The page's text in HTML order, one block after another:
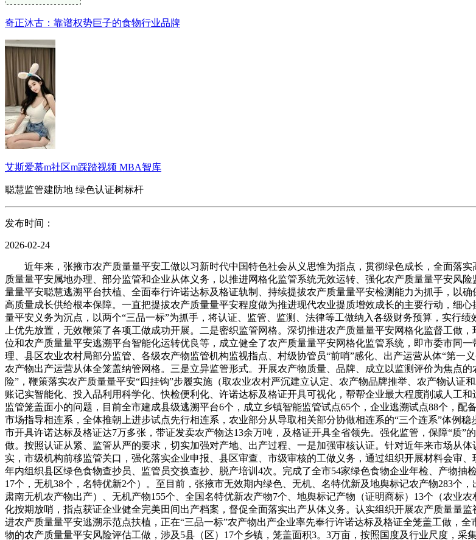
奇正沐古：靠谱权势巨子的食物行业品牌
艾斯爱慕m社区m踩踏视频 MBA智库
聪慧监管建防地 绿色认证树标杆
发布时间：
2026-02-24
近年来，张掖市农产质量量平安工做以习新时代中国特色社会从义思惟为指点，贯彻绿色成长，全面落实
质量量平安属地办理、部分监管和企业从体义务，以推进网格化监管系统无效运转、强化农产质量量平安风
量量平安聪慧逃溯平台扶植、全面奉行许诺达标及格证轨制、持续提拔农产质量量平安检测能力为抓手，以
高质量成长供给根本保障。一直把提拔农产质量量平安程度做为推进现代农业提质增效成长的主要行动，细
量平安义务为沉点，以两个“三品一标”为抓手，将认证、监管、监测、法律等工做纳入各级财务预算，实行
上优先放置，无效鞭策了各项工做成功开展。二是密织监管网格。深切推进农产质量量平安网格化监督工做
位和农产质量量平安逃溯平台智能化运转优良等，成立健全了农产质量量平安网格化监管系统，即市委市同
理、县区农业农村局部分监管、各级农产物监管机构监视指点、村级协管员“前哨”感化、出产运营从体“第一
农产物出产运营从体全笼盖纳管网格。三是立异监管形式。开展农产物质量、品牌、成立以监测评价为焦点
险”，鞭策落实农产质量量平安“四挂钩”步履实施（取农业农村严沉建立认定、农产物品牌推举、农产物认
账记实智能化、投入品利用科学化、快检便利化、许诺达标及格证开具可视化，帮帮企业最大程度削减人工
监管笼盖面小的问题，目前全市建成县级逃溯平台6个，成立乡镇智能监管试点65个，企业逃溯试点88个，
市场指导相连系，全体推朝上进步试点先行相连系，农业部分从导取相关部分协做相连系的“三个连系”体例
市开具许诺达标及格证达7万多张，带证发卖农产物达13余万吨，及格证开具全省领先。强化监管，保障“质”
做。按照认证从紧、监管从严的要求，切实加强对产地、出产过程、一是加强审核认证。针对近年来市场从
实，市级机构前移监管关口，强化落实企业申报、县区审查、市级审核的工做义务，通过组织开展材料会审
年内组织县区绿色食物查抄员、监管员交换查抄、脱产培训4次。完成了全市54家绿色食物企业年检、产物
17个，无机38个，名特优新2个）。至目前，张掖市无效期内绿色、无机、名特优新及地舆标记农产物283个
肃南无机农产物出产）、无机产物155个、全国名特优新农产物7个、地舆标记产物（证明商标）13个（农业
化按期放哨，指点获证企业健全完美田间出产档案，督促全面落实出产从体义务。认实组织开展农产质量量
进农产质量量平安逃溯示范点扶植，正在“三品一标”农产物出产企业率先奉行许诺达标及格证全笼盖工做，
物的农产质量量平安风险评估工做，涉及5县（区）17个乡镇，笼盖面积3。3万亩，按照国度及行业尺度，采